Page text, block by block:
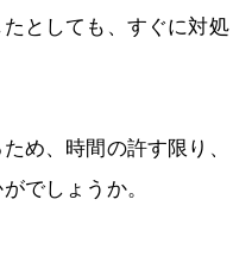
としても、すぐに対処
め、時間の許す限り、
でしょうか。